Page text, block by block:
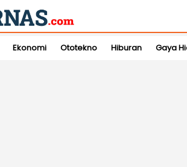
Ekonomi Ototekno Hiburan Gaya